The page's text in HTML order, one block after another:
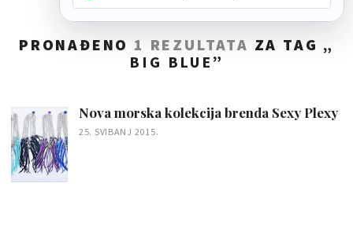
PRONAĐENO 1 REZULTATA ZA TAG „
BIG BLUE ”
Nova morska kolekcija brenda Sexy Plexy
25. SVIBANJ 2015.